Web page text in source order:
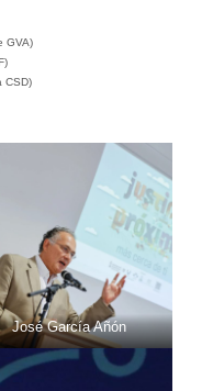
GVA)
CSD)
José García Añón